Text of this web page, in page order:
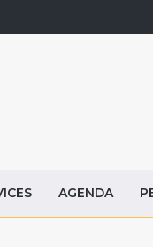
AGENDA